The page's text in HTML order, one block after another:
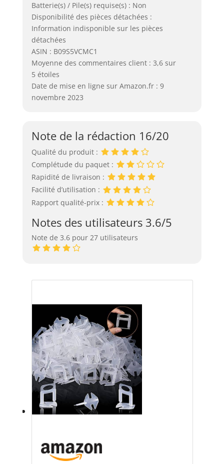
Batterie(s) / Pile(s) requise(s) : Non
Disponibilité des pièces détachées :
Information indisponible sur les pièces
détachées
ASIN : B09S5VCMC1
Moyenne des commentaires client : 3,6 sur
5 étoiles
Date de mise en ligne sur Amazon.fr : 9
novembre 2023
Note de la rédaction 16/20
Qualité du produit :
Complétude du paquet :
Rapidité de livraison :
Facilité d’utilisation :
Rapport qualité-prix :
Notes des utilisateurs 3.6/5
Note de 3.6 pour 27 utilisateurs